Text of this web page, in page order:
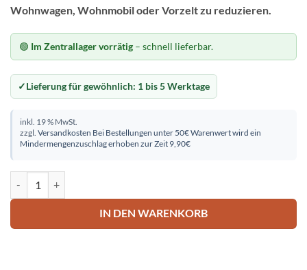
Wohnwagen, Wohnmobil oder Vorzelt zu reduzieren.
🟢 Im Zentrallager vorrätig – schnell lieferbar.
Lieferung für gewöhnlich: 1 bis 5 Werktage
inkl. 19 % MwSt.
zzgl. Versandkosten Bei Bestellungen unter 50€ Warenwert wird ein
Mindermengenzuschlag erhoben zur Zeit 9,90€
IN DEN WARENKORB